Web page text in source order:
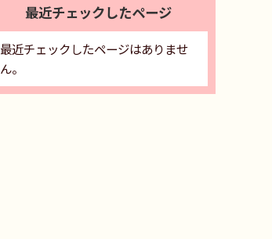
最近チェックしたページ
最近チェックしたページはありませ
ん。